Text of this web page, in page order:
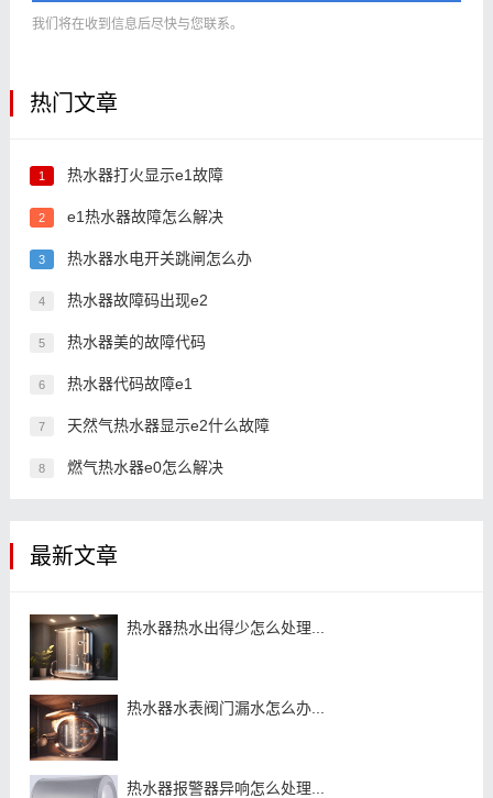
我们将在收到信息后尽快与您联系。
热门文章
1 热水器打火显示e1故障
2 e1热水器故障怎么解决
3 热水器水电开关跳闸怎么办
4 热水器故障码出现e2
5 热水器美的故障代码
6 热水器代码故障e1
7 天然气热水器显示e2什么故障
8 燃气热水器e0怎么解决
最新文章
热水器热水出得少怎么处理...
热水器水表阀门漏水怎么办...
热水器报警器异响怎么处理...